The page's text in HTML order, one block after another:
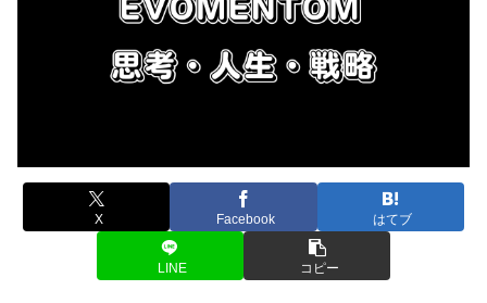
X Facebook はてブ
LINE コピー